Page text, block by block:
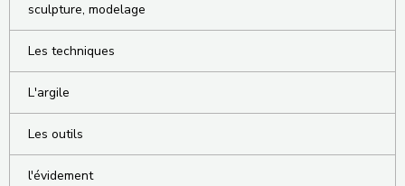
sculpture, modelage
Les techniques
L'argile
Les outils
l'évidement